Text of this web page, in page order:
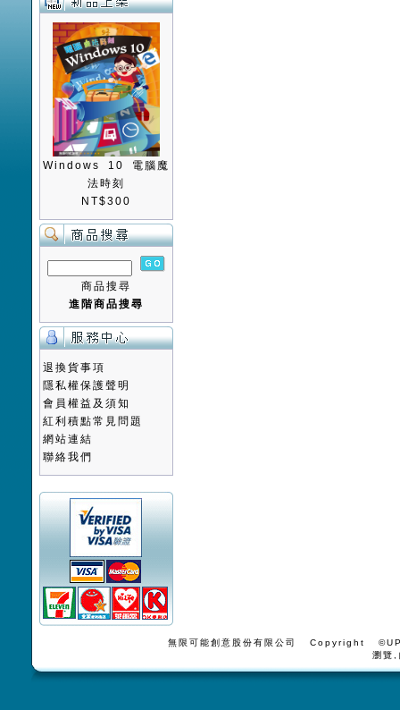
Windows 10 電腦魔
法時刻
NT$300
商品搜尋
進階商品搜尋
退換貨事項
隱私權保護聲明
會員權益及須知
紅利積點常見問題
網站連結
聯絡我們
無限可能創意股份有限公司 Copyright
瀏